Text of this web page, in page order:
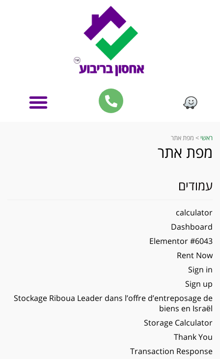
ראשי > מפת אתר
מפת אתר
עמודים
calculator
Dashboard
Elementor #6043
Rent Now
Sign in
Sign up
Stockage Riboua Leader dans l’offre d’entreposage de
biens en Israël
Storage Calculator
Thank You
Transaction Response